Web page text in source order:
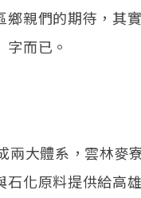
親們的期待，其
而已。
兩大體系，雲林麥
化原料提供給高